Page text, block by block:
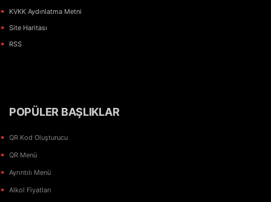
KVKK Aydınlatma Metni
Site Haritası
RSS
POPÜLER BAŞLIKLAR
QR Kod Oluşturucu
QR Menü
Ayrıntılı Menü
Alkol Fiyatları